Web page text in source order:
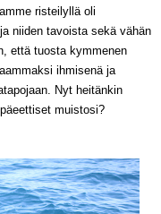
risteilyllä oli
ja niiden tavoista sekä vähän
että tuosta kymmenen
ihmisenä ja
Nyt heitänkin
muistosi?